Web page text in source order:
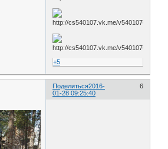
+5
Поделиться 6
2016-
01-28 09:25:40